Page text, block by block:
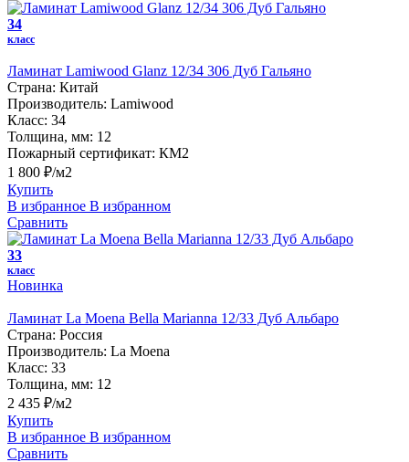
34
класс
Ламинат Lamiwood Glanz 12/34 306 Дуб Гальяно
Страна: Китай
Производитель: Lamiwood
Класс: 34
Толщина, мм: 12
Пожарный сертификат: КМ2
1 800 ₽/м2
Купить
В избранное В избранном
Сравнить
33
класс
Новинка
Ламинат La Moena Bella Marianna 12/33 Дуб Альбаро
Страна: Россия
Производитель: La Moena
Класс: 33
Толщина, мм: 12
2 435 ₽/м2
Купить
В избранное В избранном
Сравнить